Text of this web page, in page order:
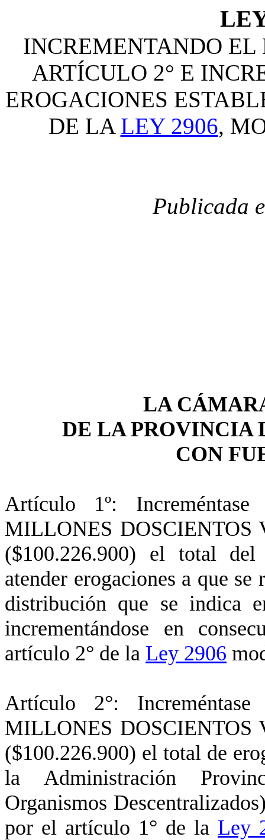
INCREMENTANDO
ARTÍCULO 2° E
EROGACIONES
DE LA LEY 2906,
Publicada
LA
DE LA PROVINCIA
CON
Artículo 1º:
MILLONES
($100.226.900) el total
atender erogaciones a que
distribución que se indica
incrementándose en
artículo 2° de la Ley 2906
Artículo 2°:
MILLONES
($100.226.900) el total de
la Administración
Organismos
por el artículo 1° de la Ley